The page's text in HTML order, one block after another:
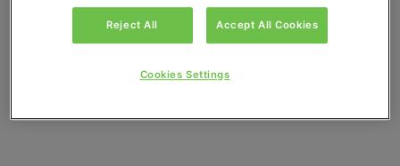
Reject All Accept All Cookies
Cookies Settings